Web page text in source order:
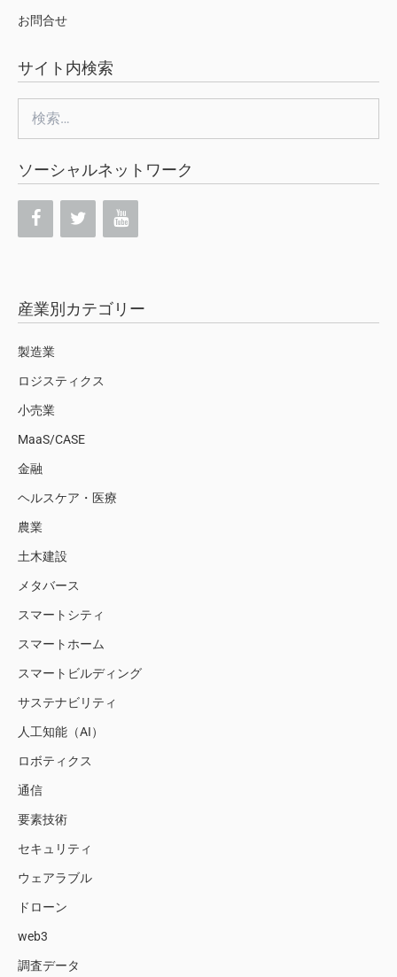
お問合せ
サイト内検索
索:
ソーシャルネットワーク
産業別カテゴリー
製造業
ロジスティクス
小売業
MaaS/CASE
金融
ヘルスケア・医療
農業
土木建設
メタバース
スマートシティ
スマートホーム
スマートビルディング
サステナビリティ
人工知能（AI）
ロボティクス
通信
要素技術
セキュリティ
ウェアラブル
ドローン
web3
調査データ